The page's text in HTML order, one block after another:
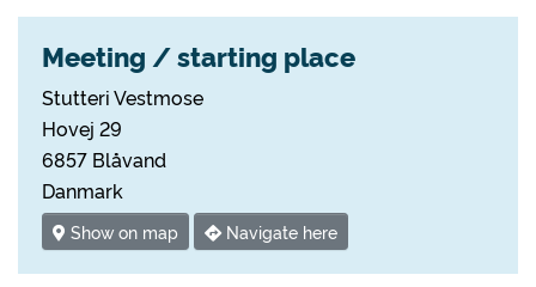
Meeting / starting place
Stutteri Vestmose
Hovej 29
6857 Blåvand
Danmark
Show on map Navigate here